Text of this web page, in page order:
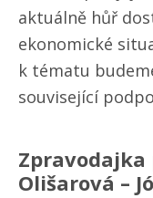
aktuálně hůř
ekonomické
k tématu
související
Olišarová –